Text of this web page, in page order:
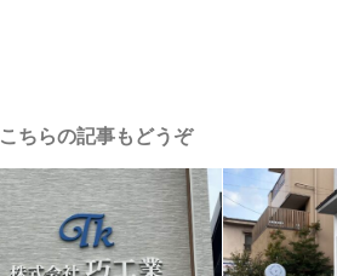
こちらの記事もどうぞ